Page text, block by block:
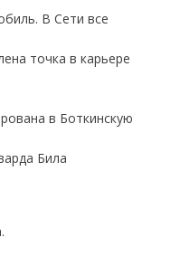
В Сети все
точка в карьере
в Боткинскую
Била